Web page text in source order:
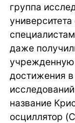
группа
даже
достижения
название
осциллятор